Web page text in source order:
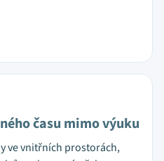
času mimo výuku
ve vnitřních prostorách,